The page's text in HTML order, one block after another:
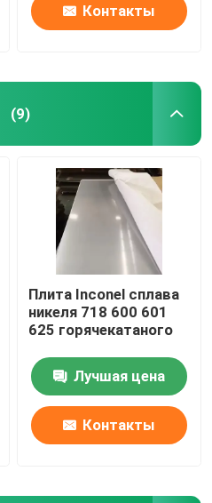
Контакты
(9)
Плита Inconel сплава
никеля 718 600 601
625 горячекатаного
Лучшая цена
Контакты